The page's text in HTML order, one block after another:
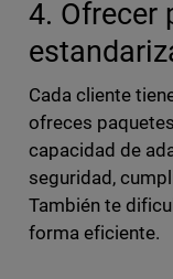
4. Ofrecer
Cada cliente
ofreces
capacidad de
seguridad,
También te
forma eficiente.